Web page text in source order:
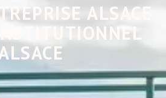
ALSACE